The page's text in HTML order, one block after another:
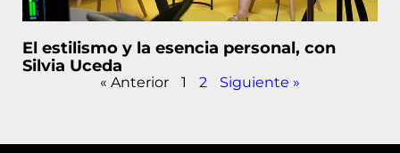
El estilismo y la esencia personal, con
Silvia Uceda
« Anterior 1 2 Siguiente »